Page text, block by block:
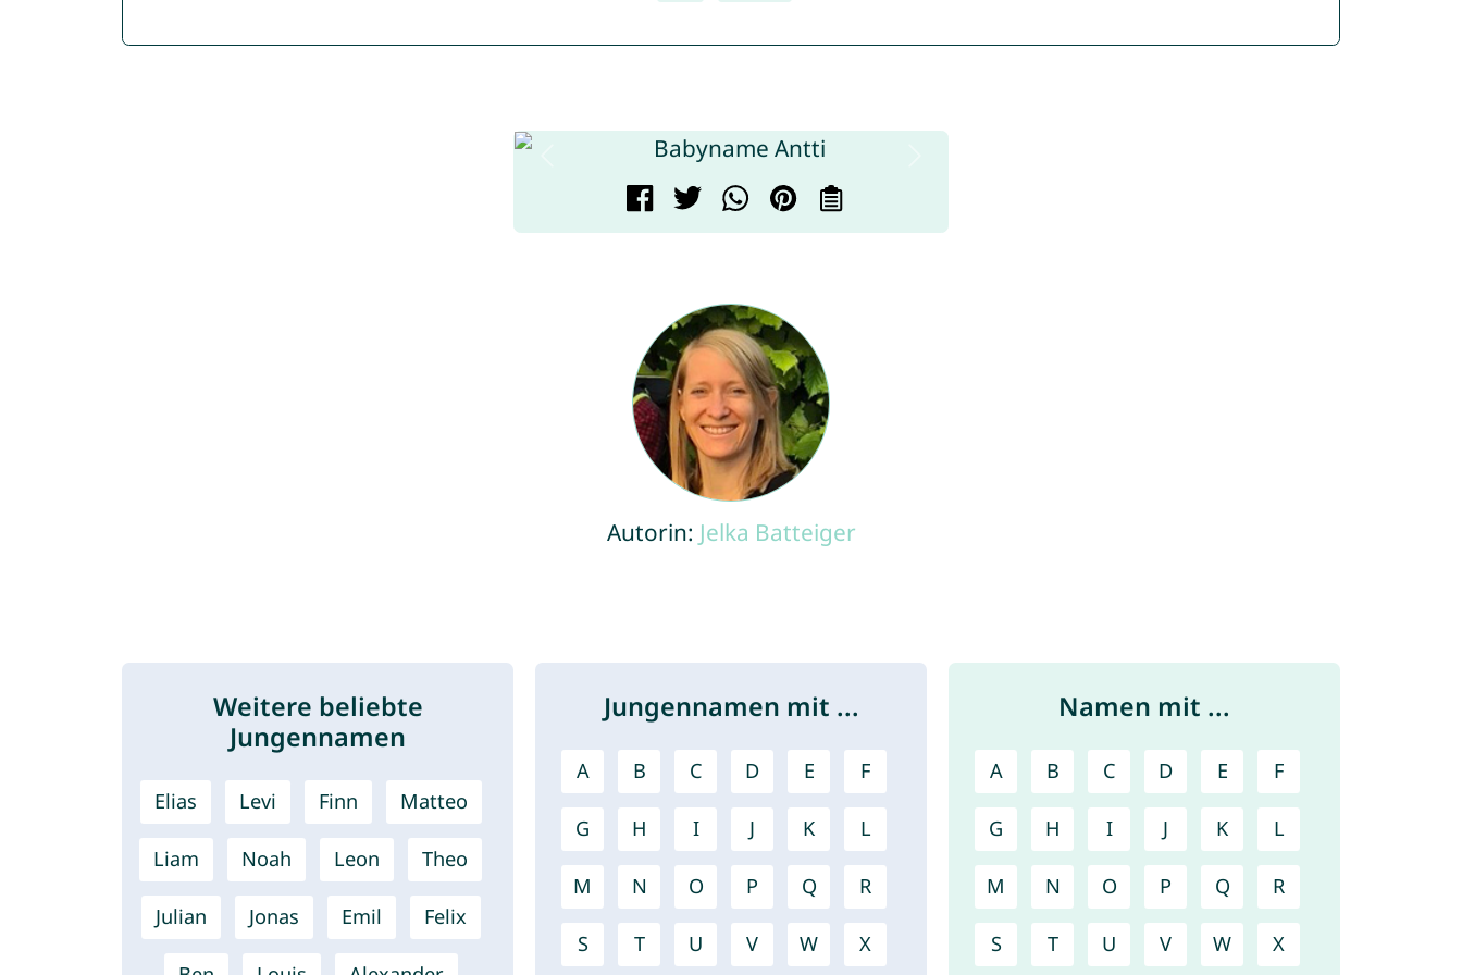
Autorin: Jelka Batteiger
Weitere beliebte
Jungennamen
Elias Levi Finn Matteo
Liam Noah Leon Theo
Julian Jonas Emil Felix
Jungennamen mit ...
A B C D E F
G H I J K L
M N O P Q R
S T U V W X
Namen mit ...
A B C D E F
G H I J K L
M N O P Q R
S T U V W X